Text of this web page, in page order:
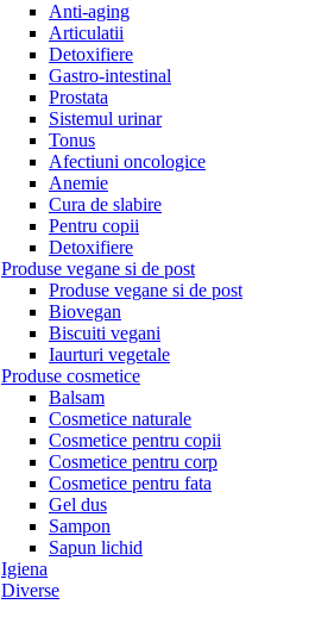
Anti-aging
Articulatii
Detoxifiere
Gastro-intestinal
Prostata
Sistemul urinar
Tonus
Afectiuni oncologice
Anemie
Cura de slabire
Pentru copii
Detoxifiere
Produse vegane si de post
Produse vegane si de post
Biovegan
Biscuiti vegani
Iaurturi vegetale
Produse cosmetice
Balsam
Cosmetice naturale
Cosmetice pentru copii
Cosmetice pentru corp
Cosmetice pentru fata
Gel dus
Sampon
Sapun lichid
Igiena
Diverse